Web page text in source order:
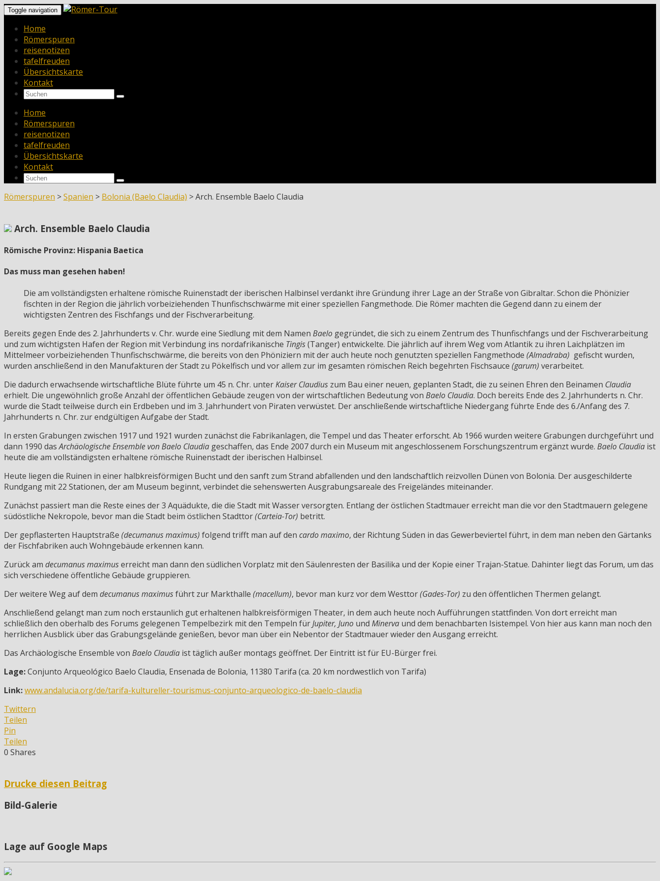
Toggle navigation
Home
Römerspuren
reisenotizen
tafelfreuden
Übersichtskarte
Kontakt
Home
Römerspuren
reisenotizen
tafelfreuden
Übersichtskarte
Kontakt
Römerspuren >Spanien > Bolonia (Baelo Claudia) >Arch. Ensemble Baelo Claudia
Arch. Ensemble Baelo Claudia
Römische Provinz: Hispania Baetica
Das muss man gesehen haben!
Die am vollständigsten erhaltene römische Ruinenstadt der iberischen Halbinsel verdankt ihre Gründung ihrer Lage an der Straße von Gibraltar. Schon die Phönizier
fischten in der Region die jährlich vorbeiziehenden Thunfischschwärme mit einer speziellen Fangmethode. Die Römer machten die Gegend dann zu einem der
wichtigsten Zentren des Fischfangs und der Fischverarbeitung.
Bereits gegen Ende des 2. Jahrhunderts v. Chr. wurde eine Siedlung mit dem Namen Baelo gegründet, die sich zu einem Zentrum des Thunfischfangs und der Fischverarbeitung
und zum wichtigsten Hafen der Region mit Verbindung ins nordafrikanische Tingis(Tanger) entwickelte. Die jährlich auf ihrem Weg vom Atlantik zu ihren Laichplätzen im
Mittelmeer vorbeiziehenden Thunfischschwärme, die bereits von den Phöniziern mit der auch heute noch genutzten speziellen Fangmethode (Almadraba) gefischt wurden,
wurden anschließend in den Manufakturen der Stadt zu Pökelfisch und vor allem zur im gesamten römischen Reich begehrten Fischsauce (garum) verarbeitet.
Die dadurch erwachsende wirtschaftliche Blüte führte um 45 n. Chr. unterKaiser Claudius zum Bau einer neuen, geplanten Stadt, die zu seinen Ehren den Beinamen Claudia
erhielt. Die ungewöhnlich große Anzahl der öffentlichen Gebäude zeugen von der wirtschaftlichen Bedeutung von Baelo Claudia. Doch bereits Ende des 2. Jahrhunderts n. Chr.
wurde die Stadt teilweise durch ein Erdbeben und im 3. Jahrhundert von Piraten verwüstet. Der anschließende wirtschaftliche Niedergang führte Ende des 6./Anfang des 7.
Jahrhunderts n. Chr. zur endgültigen Aufgabe der Stadt.
In ersten Grabungen zwischen 1917 und 1921 wurden zunächst die Fabrikanlagen, die Tempel und das Theater erforscht. Ab 1966 wurden weitere Grabungen durchgeführt und
dann 1990 dasArchäologische Ensemble von Baelo Claudia geschaffen, das Ende 2007 durch ein Museum mit angeschlossenem Forschungszentrum ergänzt wurde. Baelo Claudia ist
heute die am vollständigsten erhaltene römische Ruinenstadt der iberischen Halbinsel.
Heute liegen die Ruinen in einer halbkreisförmigen Bucht und den sanft zum Strand abfallenden und den landschaftlich reizvollen Dünen von Bolonia. Der ausgeschilderte
Rundgang mit 22 Stationen, der am Museum beginnt, verbindet die sehenswerten Ausgrabungsareale des Freigeländes miteinander.
Zunächst passiert man die Reste eines der 3 Aquädukte, die die Stadt mit Wasser versorgten. Entlang der östlichen Stadtmauer erreicht man die vor den Stadtmauern gelegene
südöstliche Nekropole, bevor man die Stadt beim östlichen Stadttor(Carteia-Tor) betritt.
Der gepflasterten Hauptstraße (decumanus maximus) folgend trifft man auf den cardo maximo, der Richtung Süden in das Gewerbeviertel führt, in dem man neben den Gärtanks
der Fischfabriken auch Wohngebäude erkennen kann.
Zurück am decumanus maximuserreicht man dann den südlichen Vorplatz mit den Säulenresten der Basilika und der Kopie einer Trajan-Statue. Dahinter liegt das Forum, um das
sich verschiedene öffentliche Gebäude gruppieren.
Der weitere Weg auf dem decumanus maximusführt zur Markthalle (macellum), bevor man kurz vor dem Westtor(Gades-Tor) zu den öffentlichen Thermen gelangt.
Anschließend gelangt man zum noch erstaunlich gut erhaltenen halbkreisförmigen Theater, in dem auch heute noch Aufführungen stattfinden. Von dort erreicht man
schließlich den oberhalb des Forums gelegenen Tempelbezirk mit den Tempeln fürJupiter, Juno und Minerva und dem benachbarten Isistempel. Von hier aus kann man noch den
herrlichen Ausblick über das Grabungsgelände genießen, bevor man über ein Nebentor der Stadtmauer wieder den Ausgang erreicht.
Das Archäologische Ensemble von Baelo Claudia ist täglich außer montags geöffnet. Der Eintritt ist für EU-Bürger frei.
Lage:Conjunto Arqueológico Baelo Claudia, Ensenada de Bolonia, 11380 Tarifa (ca. 20 km nordwestlich von Tarifa)
Link:www.andalucia.org/de/tarifa-kultureller-tourismus-conjunto-arqueologico-de-baelo-claudia
Twittern
Teilen
Pin
Teilen
0 Shares
Drucke diesen Beitrag
Bild-Galerie
Lage auf Google Maps